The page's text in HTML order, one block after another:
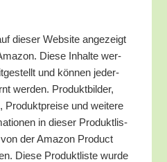
die­ser Web­site ange­zeigt
Die­se Inhal­te wer­
und kön­nen jeder­
wer­den. Pro­dukt­bil­der,
Pro­dukt­prei­se und wei­te­re
in die­ser Pro­dukt­lis­
der Ama­zon Pro­duct
Die­se Pro­dukt­lis­te wur­de